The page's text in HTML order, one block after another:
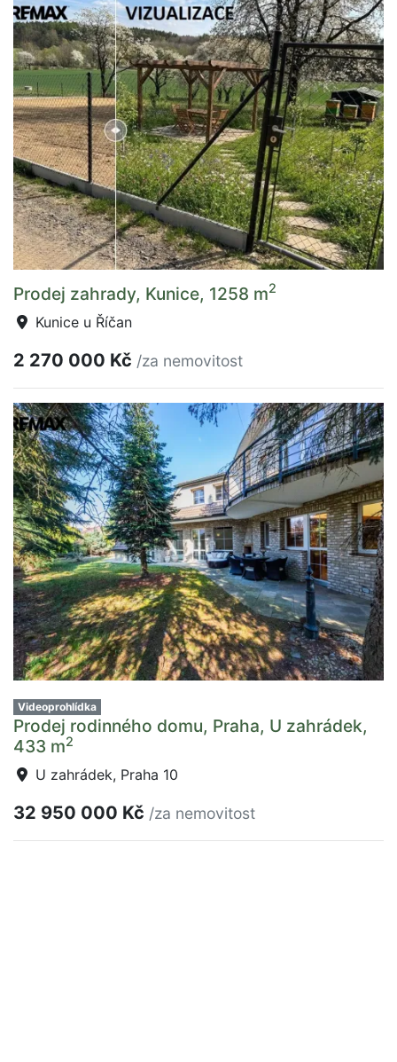
Prodej zahrady, Kunice, 1258 m2
Kunice u Říčan
2 270 000 Kč /za nemovitost
Videoprohlídka
Prodej rodinného domu, Praha, U zahrádek,
433 m2
U zahrádek, Praha 10
32 950 000 Kč /za nemovitost